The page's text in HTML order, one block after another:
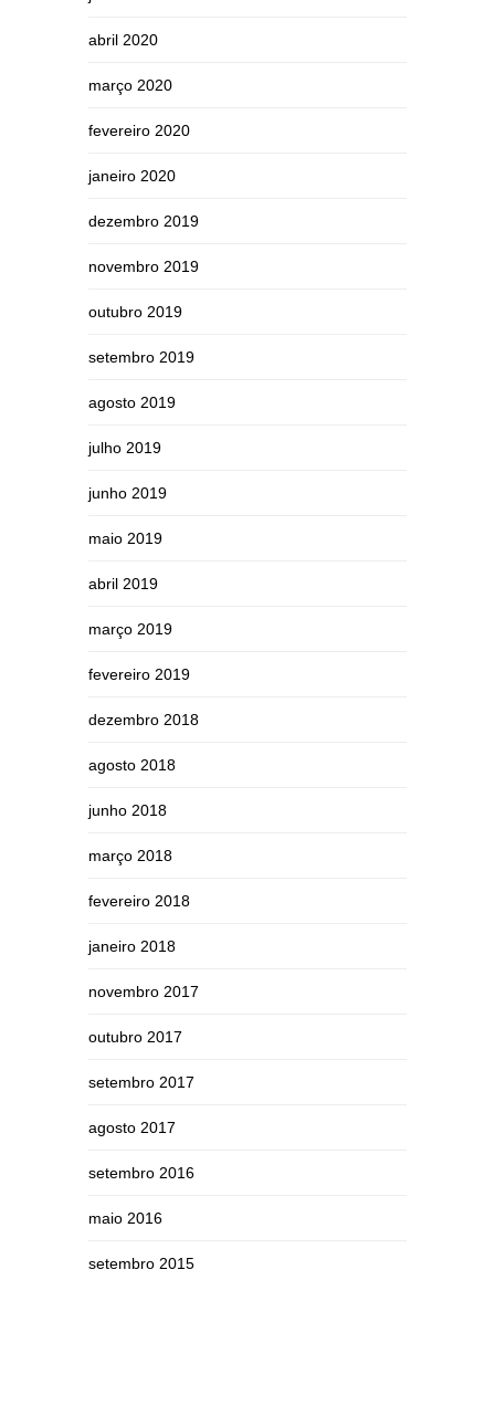
abril 2020
março 2020
fevereiro 2020
janeiro 2020
dezembro 2019
novembro 2019
outubro 2019
setembro 2019
agosto 2019
julho 2019
junho 2019
maio 2019
abril 2019
março 2019
fevereiro 2019
dezembro 2018
agosto 2018
junho 2018
março 2018
fevereiro 2018
janeiro 2018
novembro 2017
outubro 2017
setembro 2017
agosto 2017
setembro 2016
maio 2016
setembro 2015